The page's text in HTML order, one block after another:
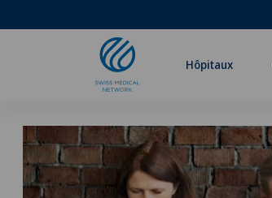
Hôpitaux